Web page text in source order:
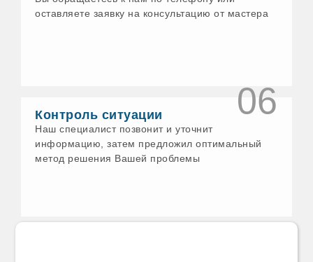
Еманжелинск
Ессентуки
Звенигород
Зеленодольск
Златоуст
Зуевка
Ивантеевка
оставляете заявку на консультацию от мастера
06
Контроль ситуации
Наш специалист позвонит и уточнит
информацию, затем предложил оптимальный
метод решения Вашей проблемы